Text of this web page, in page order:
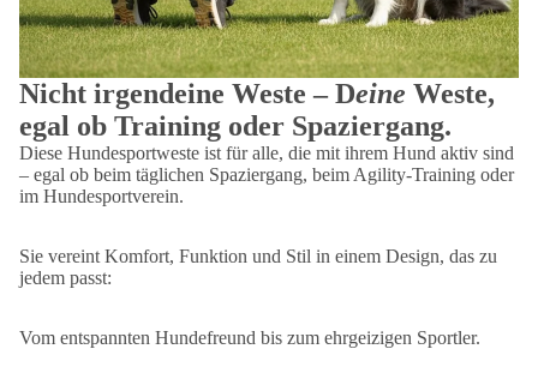
Nicht irgendeine Weste – Deine Weste,
egal ob Training oder Spaziergang.
Diese Hundesportweste ist für alle, die mit ihrem Hund aktiv sind
– egal ob beim täglichen Spaziergang, beim Agility-Training oder
im Hundesportverein.
Sie vereint Komfort, Funktion und Stil in einem Design, das zu
jedem passt:
Vom entspannten Hundefreund bis zum ehrgeizigen Sportler.